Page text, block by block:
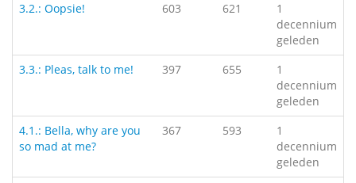
3.2.: Oopsie!
603 621
1
decennium
geleden
3.3.: Pleas, talk to me!
397 655
1
decennium
geleden
4.1.: Bella, why are you
so mad at me?
367 593
1
decennium
geleden